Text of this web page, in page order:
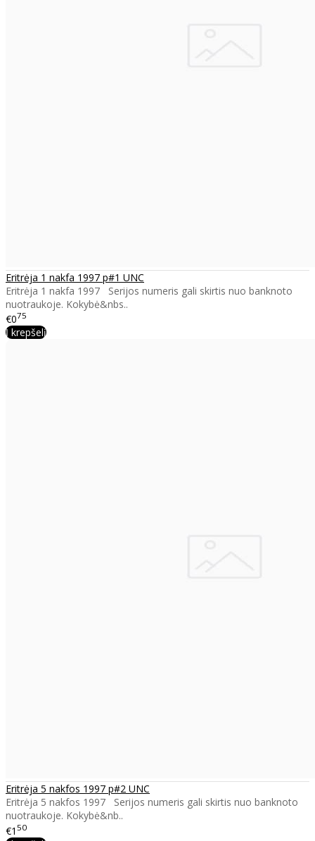
Eritrėja 1 nakfa 1997 p#1 UNC
Eritrėja 1 nakfa 1997 Serijos numeris gali skirtis nuo banknoto
nuotraukoje. Kokybė&nbs..
€075
Į krepšelį
Eritrėja 5 nakfos 1997 p#2 UNC
Eritrėja 5 nakfos 1997 Serijos numeris gali skirtis nuo banknoto
nuotraukoje. Kokybė&nb..
€1 50